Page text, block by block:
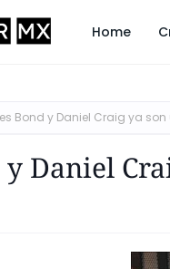
Home
Bond y Daniel Craig ya
y Daniel